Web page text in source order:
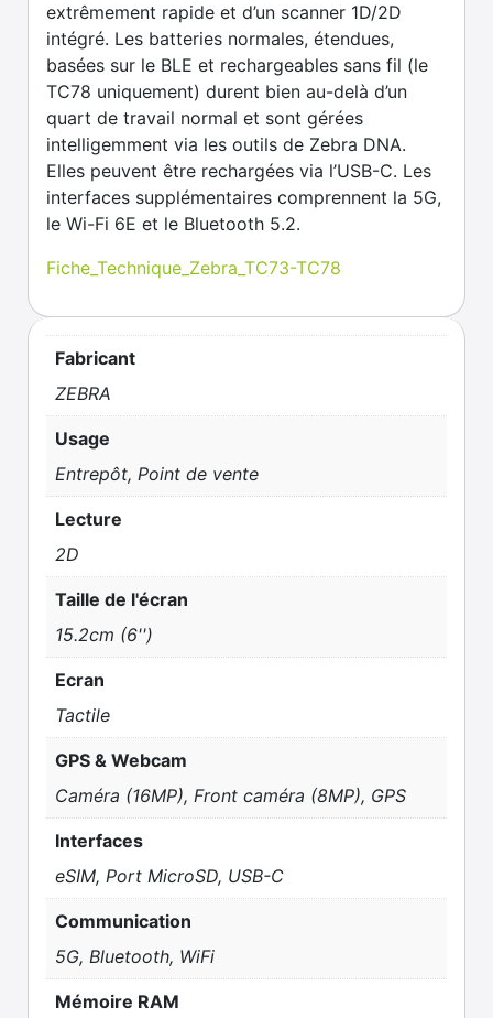
extrêmement rapide et d’un scanner 1D/2D
intégré. Les batteries normales, étendues,
basées sur le BLE et rechargeables sans fil (le
TC78 uniquement) durent bien au-delà d’un
quart de travail normal et sont gérées
intelligemment via les outils de Zebra DNA.
Elles peuvent être rechargées via l’USB-C. Les
interfaces supplémentaires comprennent la 5G,
le Wi-Fi 6E et le Bluetooth 5.2.
Fiche_Technique_Zebra_TC73-TC78
Fabricant
ZEBRA
Usage
Entrepôt, Point de vente
Lecture
2D
Taille de l'écran
15.2cm (6'')
Ecran
Tactile
GPS & Webcam
Caméra (16MP), Front caméra (8MP), GPS
Interfaces
eSIM, Port MicroSD, USB-C
Communication
5G, Bluetooth, WiFi
Mémoire RAM